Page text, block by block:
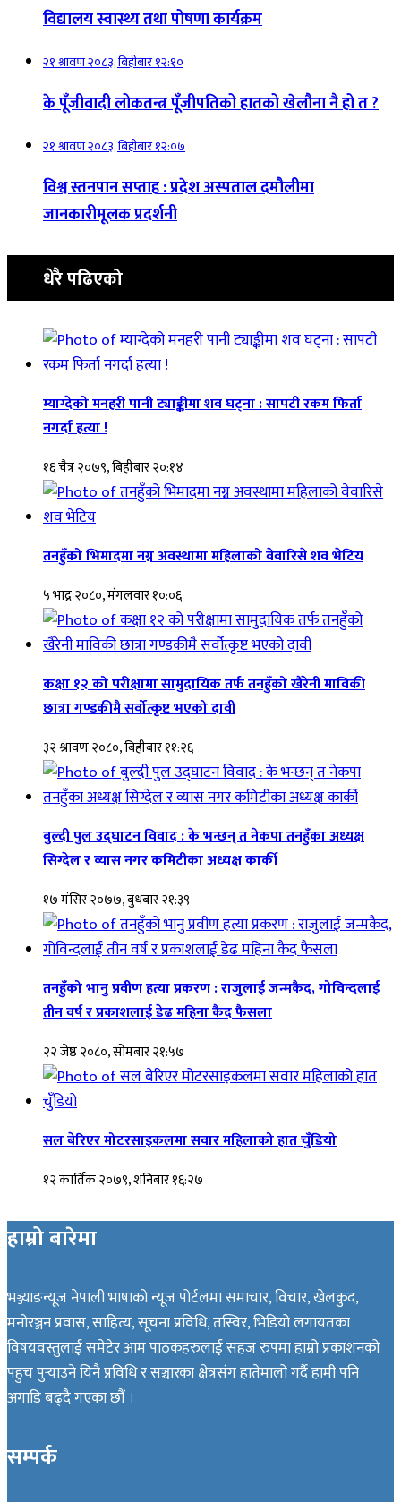
विद्यालय स्वास्थ्य तथा पोषणा कार्यक्रम
२१ श्रावण २०८३, बिहीबार १२:१०
के पूँजीवादी लोकतन्त्र पूँजीपतिको हातको खेलौना नै हो त ?
२१ श्रावण २०८३, बिहीबार १२:०७
विश्व स्तनपान सप्ताह : प्रदेश अस्पताल दमौलीमा
जानकारीमूलक प्रदर्शनी
धेरै पढिएको
म्याग्देको मनहरी पानी ट्याङ्कीमा शव घट्ना : सापटी रकम फिर्ता
नगर्दा हत्या !
१६ चैत्र २०७९, बिहीबार २०:१४
तनहुँको भिमादमा नग्न अवस्थामा महिलाको वेवारिसे शव भेटिय
५ भाद्र २०८०, मंगलवार १०:०६
कक्षा १२ को परीक्षामा सामुदायिक तर्फ तनहुँको खैरेनी माविकी
छात्रा गण्डकीमै सर्वोत्कृष्ट भएको दावी
३२ श्रावण २०८०, बिहीबार ११:२६
बुल्दी पुल उद्घाटन विवाद : के भन्छन् त नेकपा तनहुँका अध्यक्ष
सिग्देल र व्यास नगर कमिटीका अध्यक्ष कार्की
१७ मंसिर २०७७, बुधबार २१:३९
तनहुँको भानु प्रवीण हत्या प्रकरण : राजुलाई जन्मकैद, गोविन्दलाई
तीन वर्ष र प्रकाशलाई डेढ महिना कैद फैसला
२२ जेष्ठ २०८०, सोमबार २१:५७
सल बेरिएर मोटरसाइकलमा सवार महिलाको हात चुँडियो
१२ कार्तिक २०७९, शनिबार १६:२७
हाम्रो बारेमा
भञ्ज्याङन्यूज नेपाली भाषाको न्यूज पोर्टलमा समाचार, विचार, खेलकुद,
मनोरञ्जन प्रवास, साहित्य, सूचना प्रविधि, तस्विर, भिडियो लगायतका
विषयवस्तुलाई समेटेर आम पाठकहरुलाई सहज रुपमा हाम्रो प्रकाशनको
पहुच पुर्‍याउने यिनै प्रविधि र सञ्चारका क्षेत्रसंग हातेमालो गर्दै हामी पनि
अगाडि बढ्दै गएका छौं ।
सम्पर्क